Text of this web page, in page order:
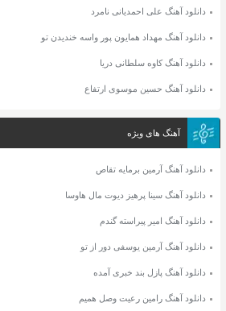
دانلود آهنگ علی احمدیانی نامرد
دانلود آهنگ مهداد همایون پور واسه خندیدن تو
دانلود آهنگ کاوه سلطانی دریا
دانلود آهنگ حسین موسوی ارتفاع
آهنگ های ویژه
دانلود آهنگ آرمین برمایه تقاص
دانلود آهنگ سینا پرهیز دیوت مال هاوسا
دانلود آهنگ امیر پیراسته گندم
دانلود آهنگ آرمین یوسفی دور از تو
دانلود آهنگ پازل بند خبری آمده
دانلود آهنگ رامین رعیت وصل همیم